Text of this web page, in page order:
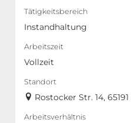
Tätigkeitsbereich
Instandhaltung
Arbeitszeit
Vollzeit
Standort
Rostocker Str. 14,
Arbeitsverhältnis